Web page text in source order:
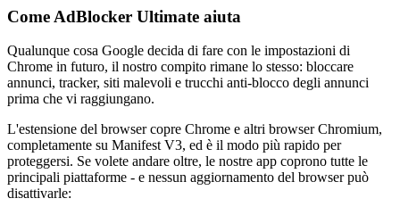
Come AdBlocker Ultimate aiuta
Qualunque cosa Google decida di fare con le impostazioni di
Chrome in futuro, il nostro compito rimane lo stesso: bloccare
annunci, tracker, siti malevoli e trucchi anti-blocco degli annunci
prima che vi raggiungano.
L'estensione del browser copre Chrome e altri browser Chromium,
completamente su Manifest V3, ed è il modo più rapido per
proteggersi. Se volete andare oltre, le nostre app coprono tutte le
principali piattaforme - e nessun aggiornamento del browser può
disattivarle: